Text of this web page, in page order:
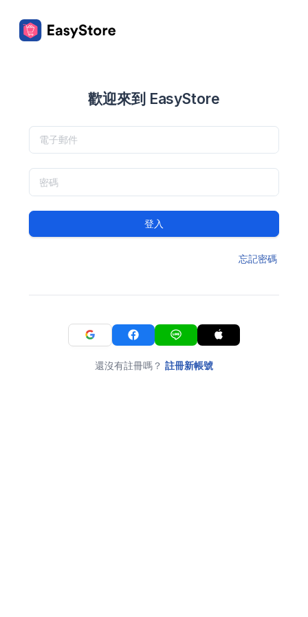
歡迎來到 EasyStore
登入
忘記密碼
還沒有註冊嗎？ 註冊新帳號